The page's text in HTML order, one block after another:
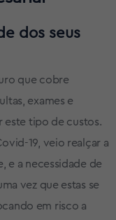
dos seus
que cobre
exames e
este tipo de custos.
19, veio realçar a
e a necessidade de
vez que estas se
em risco a